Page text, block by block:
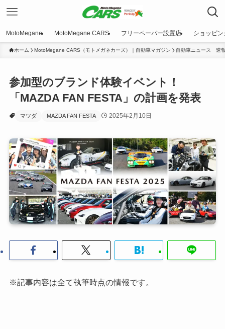
MotoMegane MotoMegane CARS フリーペーパー設置店 ショッピン
ホーム MotoMegane CARS（モトメガネカーズ）｜自動車マガジン 自動車ニュース 速
参加型のブランド体験イベント！
「MAZDA FAN FESTA」の計画を発表
マツダ MAZDA FAN FESTA 2025年2月10日
※記事内容は全て執筆時点の情報です。